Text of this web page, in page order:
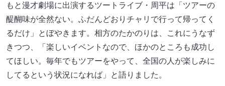
もと漫才劇場に出演するツートライブ・周平は「ツアーの
醍醐味が全然ない。ふだんどおりチャリで行って帰ってく
るだけ」とぼやきます。相方のたかのりは、これにうなず
きつつ、「楽しいイベントなので、ほかのところも成功し
てほしい。毎年でもツアーをやって、全国の人が楽しみに
してるという状況になれば」と語りました。